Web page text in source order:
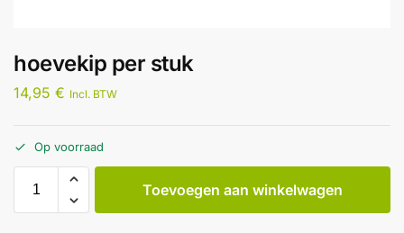
hoevekip per stuk
14,95 € Incl. BTW
Op voorraad
Toevoegen aan winkelwagen